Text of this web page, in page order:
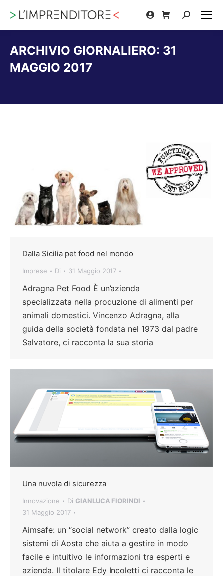
Cerca:
ARCHIVIO GIORNALIERO: 31
MAGGIO 2017
Dalla Sicilia pet food nel mondo
Imprese Di 31 Maggio 2017
Adragna Pet Food È un’azienda
specializzata nella produzione di alimenti per
animali domestici. Vincenzo Adragna, alla
guida della società fondata nel 1973 dal padre
Salvatore, ci racconta la sua storia
Una nuvola di sicurezza
Innovazione Di GIANLUCA FIORINDI
31 Maggio 2017
Aimsafe: un “social network” creato dalla logic
sistemi di Aosta che aiuta a gestire in modo
facile e intuitivo le informazioni tra esperti e
azienda. Il titolare Edy Incoletti ci racconta le